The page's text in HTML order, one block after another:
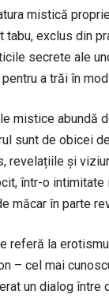
mistică
tabu, exclus din
secrete ale
a trăi în
mistice abundă
sunt de obicei
revelațiile și
într-o intimitate
măcar în parte
referă la
– cel mai
un dialog între